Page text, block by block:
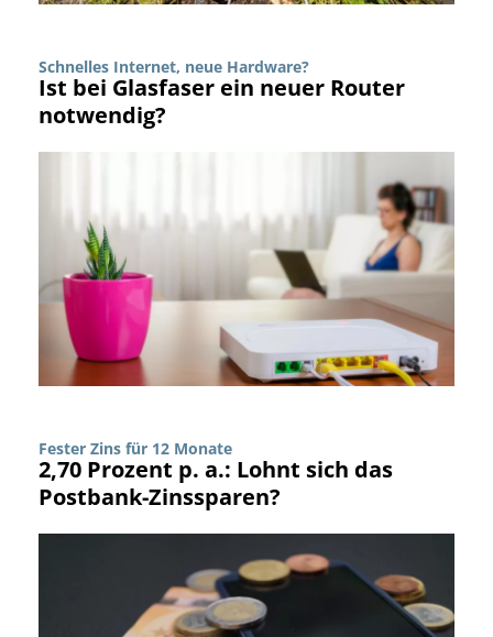
Schnelles Internet, neue Hardware?
Ist bei Glasfaser ein neuer Router
notwendig?
Fester Zins für 12 Monate
2,70 Prozent p. a.: Lohnt sich das
Postbank-Zinssparen?